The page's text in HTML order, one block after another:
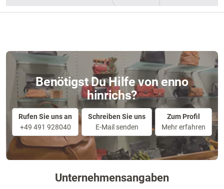
Benötigst Du Hilfe von enno
hinrichs?
Rufen Sie uns an
+49 491 928040
Schreiben Sie uns
E-Mail senden
Zum Profil
Mehr erfahren
Unternehmensangaben